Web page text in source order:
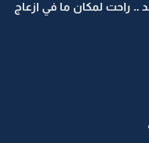
راحت لمكان ما في ازعاج